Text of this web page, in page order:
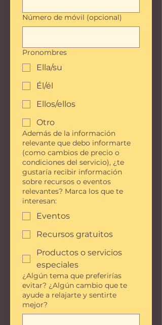
Número de móvil (opcional)
Pronombres
Ella/su
Él/él
Ellos/ellos
Otro
Además de la información
relevante que debo informarte
(como cambios de precio o
condiciones del servicio), ¿te
gustaría recibir información
sobre recursos o eventos
relevantes? Marca los que te
interesan:
Eventos
Recursos gratuitos
Productos o servicios
especiales
¿Algún tema que preferirías
evitar? ¿Algún cambio que te
ayude a relajarte y sentirte
mejor?